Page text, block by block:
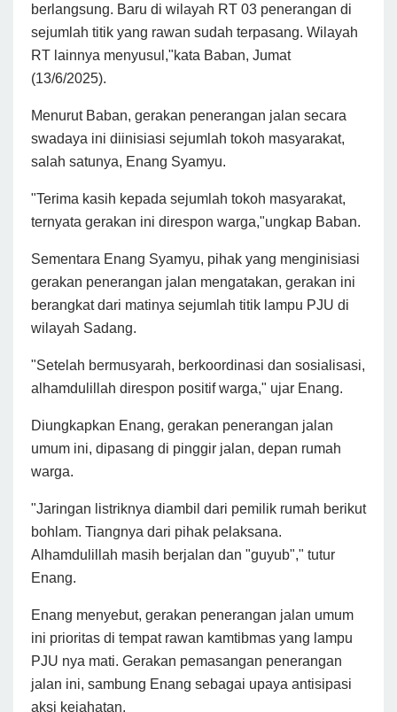
berlangsung. Baru di wilayah RT 03 penerangan di
sejumlah titik yang rawan sudah terpasang. Wilayah
RT lainnya menyusul,"kata Baban, Jumat
(13/6/2025).
Menurut Baban, gerakan penerangan jalan secara
swadaya ini diinisiasi sejumlah tokoh masyarakat,
salah satunya, Enang Syamyu.
"Terima kasih kepada sejumlah tokoh masyarakat,
ternyata gerakan ini direspon warga,"ungkap Baban.
Sementara Enang Syamyu, pihak yang menginisiasi
gerakan penerangan jalan mengatakan, gerakan ini
berangkat dari matinya sejumlah titik lampu PJU di
wilayah Sadang.
"Setelah bermusyarah, berkoordinasi dan sosialisasi,
alhamdulillah direspon positif warga," ujar Enang.
Diungkapkan Enang, gerakan penerangan jalan
umum ini, dipasang di pinggir jalan, depan rumah
warga.
"Jaringan listriknya diambil dari pemilik rumah berikut
bohlam. Tiangnya dari pihak pelaksana.
Alhamdulillah masih berjalan dan "guyub"," tutur
Enang.
Enang menyebut, gerakan penerangan jalan umum
ini prioritas di tempat rawan kamtibmas yang lampu
PJU nya mati. Gerakan pemasangan penerangan
jalan ini, sambung Enang sebagai upaya antisipasi
aksi kejahatan.